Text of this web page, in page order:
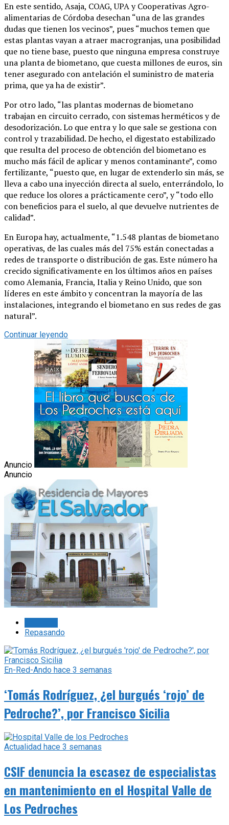
En este sentido, Asaja, COAG, UPA y Cooperativas Agro-
alimentarias de Córdoba desechan “una de las grandes
dudas que tienen los vecinos”, pues “muchos temen que
estas plantas vayan a atraer macrogranjas, una posibilidad
que no tiene base, puesto que ninguna empresa construye
una planta de biometano, que cuesta millones de euros, sin
tener asegurado con antelación el suministro de materia
prima, que ya ha de existir”.
Por otro lado, “las plantas modernas de biometano
trabajan en circuito cerrado, con sistemas herméticos y de
desodorización. Lo que entra y lo que sale se gestiona con
control y trazabilidad. De hecho, el digestato estabilizado
que resulta del proceso de obtención del biometano es
mucho más fácil de aplicar y menos contaminante”, como
fertilizante, “puesto que, en lugar de extenderlo sin más, se
lleva a cabo una inyección directa al suelo, enterrándolo, lo
que reduce los olores a prácticamente cero”, y “todo ello
con beneficios para el suelo, al que devuelve nutrientes de
calidad”.
En Europa hay, actualmente, “1.548 plantas de biometano
operativas, de las cuales más del 75% están conectadas a
redes de transporte o distribución de gas. Este número ha
crecido significativamente en los últimos años en países
como Alemania, Francia, Italia y Reino Unido, que son
líderes en este ámbito y concentran la mayoría de las
instalaciones, integrando el biometano en sus redes de gas
natural”.
Continuar leyendo
Anuncio
Anuncio
Repasando
En-Red-Ando hace 3 semanas
‘Tomás Rodríguez, ¿el burgués ‘rojo’ de
Pedroche?’, por Francisco Sicilia
Actualidad hace 3 semanas
CSIF denuncia la escasez de especialistas
en mantenimiento en el Hospital Valle de
Los Pedroches